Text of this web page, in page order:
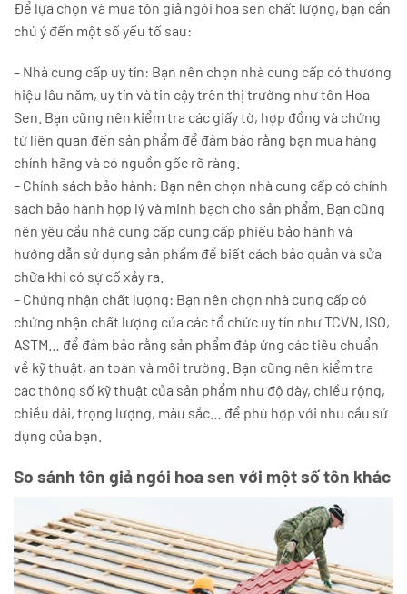
Để lựa chọn và mua tôn giả ngói hoa sen chất lượng, bạn cần
chú ý đến một số yếu tố sau:
– Nhà cung cấp uy tín: Bạn nên chọn nhà cung cấp có thương
hiệu lâu năm, uy tín và tin cậy trên thị trường như tôn Hoa
Sen. Bạn cũng nên kiểm tra các giấy tờ, hợp đồng và chứng
từ liên quan đến sản phẩm để đảm bảo rằng bạn mua hàng
chính hãng và có nguồn gốc rõ ràng.
– Chính sách bảo hành: Bạn nên chọn nhà cung cấp có chính
sách bảo hành hợp lý và minh bạch cho sản phẩm. Bạn cũng
nên yêu cầu nhà cung cấp cung cấp phiếu bảo hành và
hướng dẫn sử dụng sản phẩm để biết cách bảo quản và sửa
chữa khi có sự cố xảy ra.
– Chứng nhận chất lượng: Bạn nên chọn nhà cung cấp có
chứng nhận chất lượng của các tổ chức uy tín như TCVN, ISO,
ASTM… để đảm bảo rằng sản phẩm đáp ứng các tiêu chuẩn
về kỹ thuật, an toàn và môi trường. Bạn cũng nên kiểm tra
các thông số kỹ thuật của sản phẩm như độ dày, chiều rộng,
chiều dài, trọng lượng, màu sắc… để phù hợp với nhu cầu sử
dụng của bạn.
So sánh tôn giả ngói hoa sen với một số tôn khác